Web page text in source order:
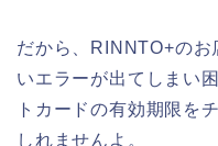
だから、RINNTO+のお
いエラーが出てしまい
トカードの有効期限を
しれませんよ。